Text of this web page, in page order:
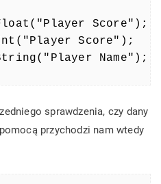
Score");
Score");
Name");
sprawdzenia, czy dany
przychodzi nam wtedy